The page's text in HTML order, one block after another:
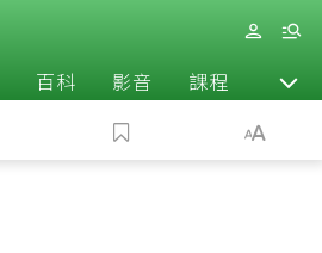
百科 影音 課程 退休